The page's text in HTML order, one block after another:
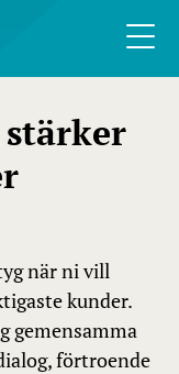
när ni vill
kunder.
gemensamma
förtroende